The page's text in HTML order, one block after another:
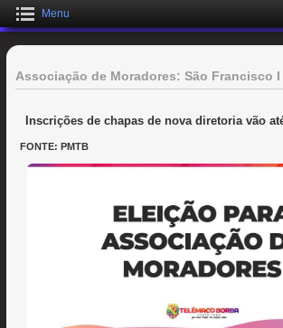
Menu
Associação de Moradores: São Francisco I
Inscrições de chapas de nova diretoria vão
FONTE: PMTB